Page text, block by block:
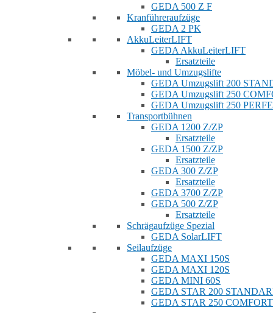
GEDA 500 Z F
Kranführeraufzüge
GEDA 2 PK
AkkuLeiterLIFT
GEDA AkkuLeiterLIFT
Ersatzteile
Möbel- und Umzugslifte
GEDA Umzugslift 200
GEDA Umzugslift 250
GEDA Umzugslift 250
Transportbühnen
GEDA 1200 Z/ZP
Ersatzteile
GEDA 1500 Z/ZP
Ersatzteile
GEDA 300 Z/ZP
Ersatzteile
GEDA 3700 Z/ZP
GEDA 500 Z/ZP
Ersatzteile
Schrägaufzüge Spezial
GEDA SolarLIFT
Seilaufzüge
GEDA MAXI 150S
GEDA MAXI 120S
GEDA MINI 60S
GEDA STAR 200
GEDA STAR 250 COMFORT